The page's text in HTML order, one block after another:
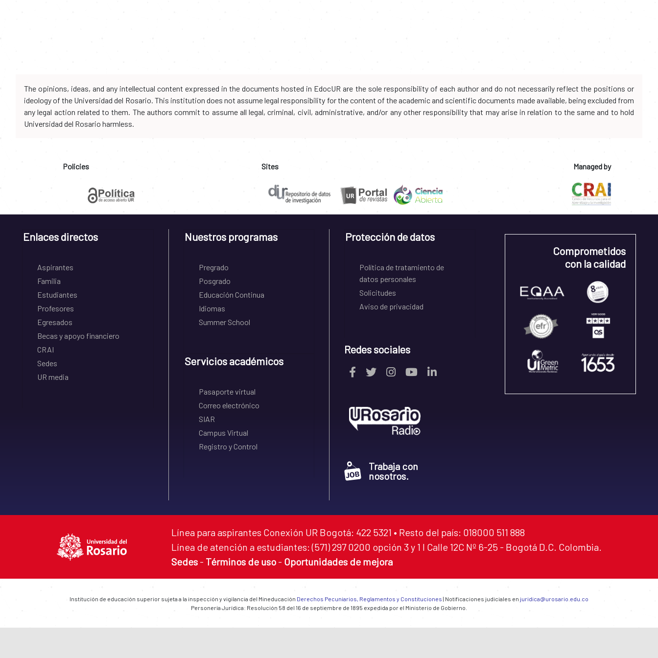
The opinions, ideas, and any intellectual content expressed in the documents hosted in EdocUR are the sole responsibility of each author and do not necessarily reflect the positions or
ideology of the Universidad del Rosario. This institution does not assume legal responsibility for the content of the academic and scientific documents made available, being excluded from
any legal action related to them. The authors commit to assume all legal, criminal, civil, administrative, and/or any other responsibility that may arise in relation to the same and to hold
Universidad del Rosario harmless.
Policies Sites Managed by
Enlaces directos
Aspirantes
Familia
Estudiantes
Profesores
Egresados
Becas y apoyo financiero
CRAI
Sedes
UR media
Nuestros programas
Pregrado
Posgrado
Educación Continua
Idiomas
Summer School
Servicios académicos
Pasaporte virtual
Correo electrónico
SIAR
Campus Virtual
Registro y Control
Protección de datos
Política de tratamiento de
datos personales
Solicitudes
Aviso de privacidad
Redes sociales
Trabaja con
nosotros.
Comprometidos
con la calidad
Línea para aspirantes Conexión UR Bogotá: 422 5321 • Resto del país: 018000 511 888
Línea de atención a estudiantes: (571) 297 0200 opción 3 y 1 I Calle 12C Nº 6-25 - Bogotá D.C. Colombia.
Sedes - Términos de uso - Oportunidades de mejora
Institución de educación superior sujeta a la inspección y vigilancia del Mineducación Derechos Pecuniarios, Reglamentos y Constituciones | Notificaciones judiciales en juridica@urosario.edu.co
Personería Jurídica: Resolución 58 del 16 de septiembre de 1895 expedida por el Ministerio de Gobierno.